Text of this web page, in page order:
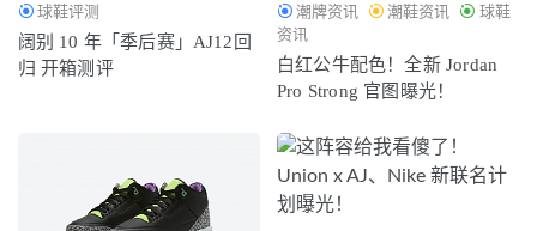
球鞋评测
阔别 10 年「季后赛」AJ12回
归 开箱测评
潮牌资讯 潮鞋资讯
球鞋
资讯
白红公牛配色！全新 Jordan
Pro Strong 官图曝光！
青团是什么 青色的团子吃多了不消化怎么办 2019-03-18